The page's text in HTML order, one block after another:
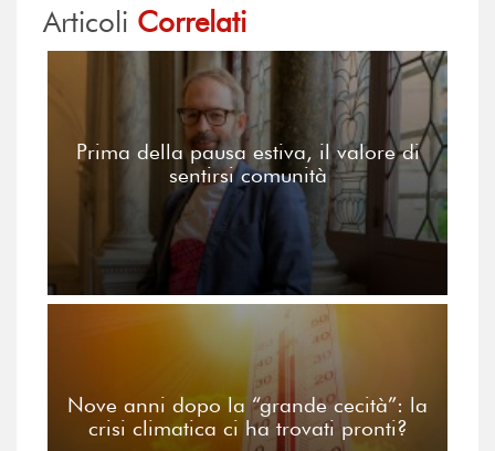
Articoli Correlati
Prima della pausa estiva, il valore di
sentirsi comunità
Nove anni dopo la “grande cecità”: la
crisi climatica ci ha trovati pronti?